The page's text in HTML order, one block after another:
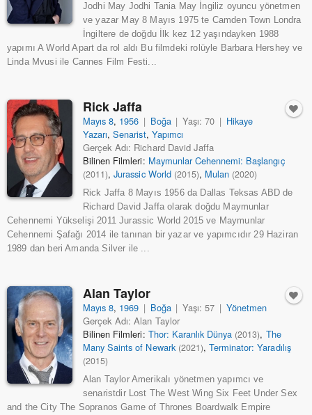
Jodhi May Jodhi Tania May İngiliz oyuncu yönetmen
ve yazar May 8 Mayıs 1975 te Camden Town Londra
İngiltere de doğdu İlk kez 12 yaşındayken 1988
yapımı A World Apart da rol aldı Bu filmdeki rolüyle Barbara Hershey ve
Linda Mvusi ile Cannes Film Festi...
Rick Jaffa
Mayıs 8, 1956 | Boğa | Yaşı: 70 | Hikaye
Yazarı,Senarist, Yapımcı
Gerçek Adı: Richard David Jaffa
Bilinen Filmleri: Maymunlar Cehennemi: Başlangıç
(2011),Jurassic World (2015), Mulan (2020)
Rick Jaffa 8 Mayıs 1956 da Dallas Teksas ABD de
Richard David Jaffa olarak doğdu Maymunlar
Cehennemi Yükselişi 2011 Jurassic World 2015 ve Maymunlar
Cehennemi Şafağı 2014 ile tanınan bir yazar ve yapımcıdır 29 Haziran
1989 dan beri Amanda Silver ile ...
Alan Taylor
Mayıs 8, 1969 | Boğa | Yaşı: 57 | Yönetmen
Gerçek Adı: Alan Taylor
Bilinen Filmleri: Thor: Karanlık Dünya (2013), The
Many Saints of Newark (2021), Terminator: Yaradılış
(2015)
Alan Taylor Amerikalı yönetmen yapımcı ve
senaristdir Lost The West Wing Six Feet Under Sex
and the City The Sopranos Game of Thrones Boardwalk Empire